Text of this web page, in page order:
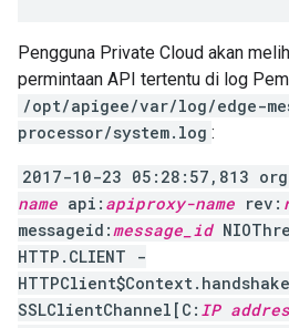
Pengguna Private Cloud akan
permintaan API tertentu di log
/opt/apigee/var/log/edge-
processor/system.log :
2017-10-23 05:28:57,813
name api: apiproxy-name rev:
messageid:message_id
HTTP.CLIENT -
SSLClientChannel[C: IP